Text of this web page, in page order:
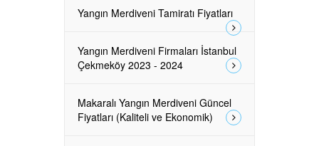
Yangın Merdiveni Tamiratı Fiyatları
Yangın Merdiveni Firmaları İstanbul
Çekmeköy 2023 - 2024
Makaralı Yangın Merdiveni Güncel
Fiyatları (Kaliteli ve Ekonomik)